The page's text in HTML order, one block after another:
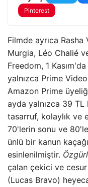
Pinterest
Filmde ayrıca
Murgia, Léo Chalié
Freedom, 1
yalnızca Prime
Amazon Prime
ayda yalnızca 39 TL
tasarruf, kolaylık ve
70'lerin sonu ve
ünlü bir kanun
esinlenilmiştir.
çalan çekici ve
(Lucas Bravo)